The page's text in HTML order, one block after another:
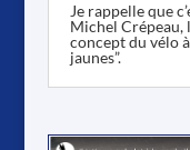
Je rappelle que
Michel Crépeau,
concept du vélo
jaunes”.